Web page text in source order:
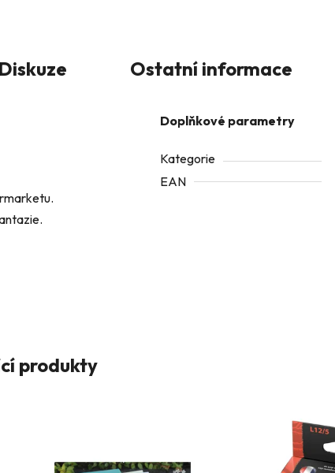
Diskuze Ostatní informace
Doplňkové parametry
Kategorie
EAN
produkty